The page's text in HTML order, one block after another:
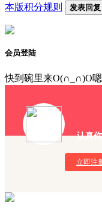
本版积分规则 发表回复
会员登陆
快到碗里来O(∩_∩)O
认真
立即注